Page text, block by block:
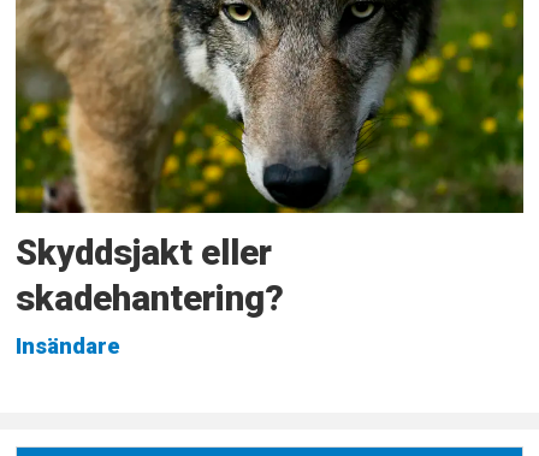
Skyddsjakt eller
skadehantering?
Insändare